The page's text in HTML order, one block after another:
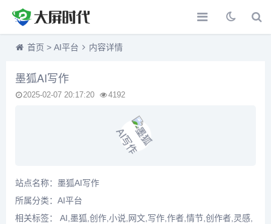
首页 > AI平台 内容详情
墨狐AI写作
2025-02-07 20:17:20 4192
站点名称：墨狐AI写作
所属分类： AI平台
相关标签： AI,墨狐,创作,小说,网文,写作,作者,情节,创作者,灵感,